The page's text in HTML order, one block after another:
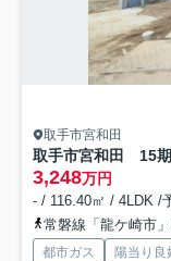
取手市宮和田
取手市宮和田 15
3,248万円
- / 116.40㎡ / 4LDK /
常磐線「龍ケ崎市
都市ガス 陽当り良